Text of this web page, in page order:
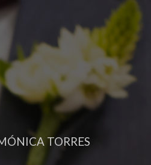
TORRES